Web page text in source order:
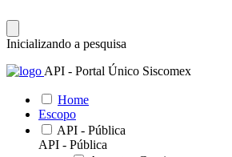
Inicializando a pesquisa
API - Portal Único Siscomex
Home
Escopo
API - Pública
API - Pública